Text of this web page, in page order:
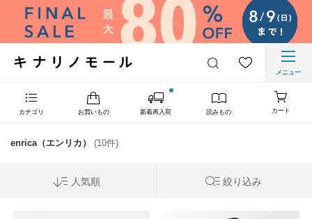
メニュー
カテゴリ お買いもの 新着再入荷 読みもの カート
enrica（エンリカ） (10件)
人気順 絞り込み